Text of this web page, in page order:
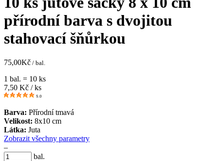
přírodní barva s dvojitou
stahovací šňůrkou
75,00Kč / bal.
1 bal. = 10 ks
7,50 Kč / ks
5.0
Barva: Přírodní tmavá
Velikost: 8x10 cm
Látka: Juta
Zobrazit všechny parametry
–
bal.